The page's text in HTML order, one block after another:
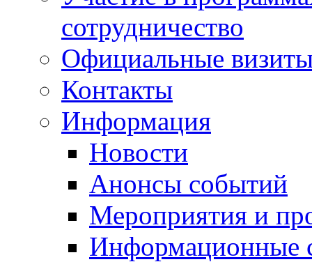
сотрудничество
Официальные
Контакты
Информация
Новости
Анонсы событий
Мероприятия и
Информационные